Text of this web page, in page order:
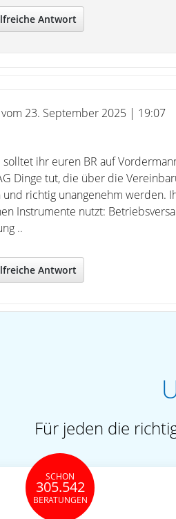
e Antwort
vom 23. September 2025 | 19:07
solltet ihr euren BR auf
Dinge tut, die über die
richtig unangenehm werden.
Instrumente nutzt:
..
e Antwort
Für jeden die
SCHON
305.542
BERATUNGEN